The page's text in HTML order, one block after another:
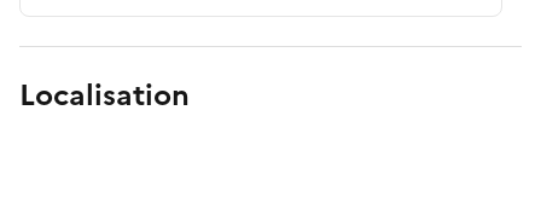
Localisation